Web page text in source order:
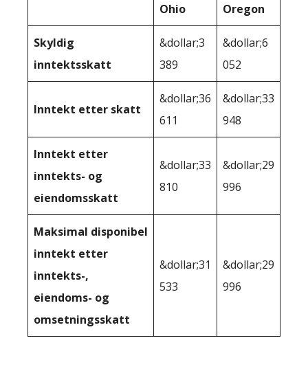
Ohio Oregon
Skyldig
inntektsskatt
&dollar;3
389
&dollar;6
052
Inntekt etter skatt
&dollar;36
611
&dollar;33
948
Inntekt etter
inntekts- og
eiendomsskatt
&dollar;33
810
&dollar;29
996
Maksimal disponibel
inntekt etter
inntekts-,
eiendoms- og
omsetningsskatt
&dollar;31
533
&dollar;29
996